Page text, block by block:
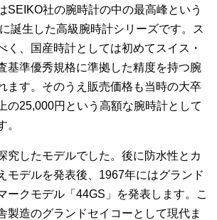
SEIKO社の腕時計の中の最高峰という
誕生した高級腕時計シリーズです。ス
く、国産時計としては初めてスイス・
基準優秀規格に準拠した精度を持つ腕
ます。そのうえ販売価格も当時の大卒
の25,000円という高額な腕時計として
。
究したモデルでした。後に防水性とカ
モデルを発表後、1967年にはグランド
ークモデル「44GS」を発表します。こ
製造のグランドセイコーとして現代ま